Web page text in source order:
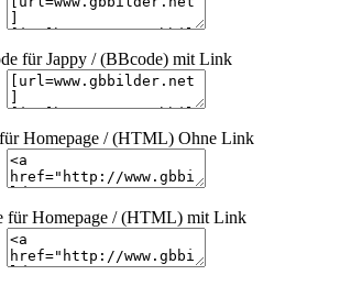
für Jappy / (BBcode) mit Link
Homepage / (HTML) Ohne Link
für Homepage / (HTML) mit Link